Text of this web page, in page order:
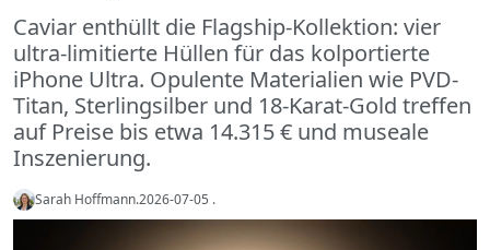
Caviar enthüllt die Flagship-Kollektion: vier
ultra-limitierte Hüllen für das kolportierte
iPhone Ultra. Opulente Materialien wie PVD-
Titan, Sterlingsilber und 18-Karat-Gold treffen
auf Preise bis etwa 14.315 € und museale
Inszenierung.
Sarah Hoffmann.2026-07-05 .